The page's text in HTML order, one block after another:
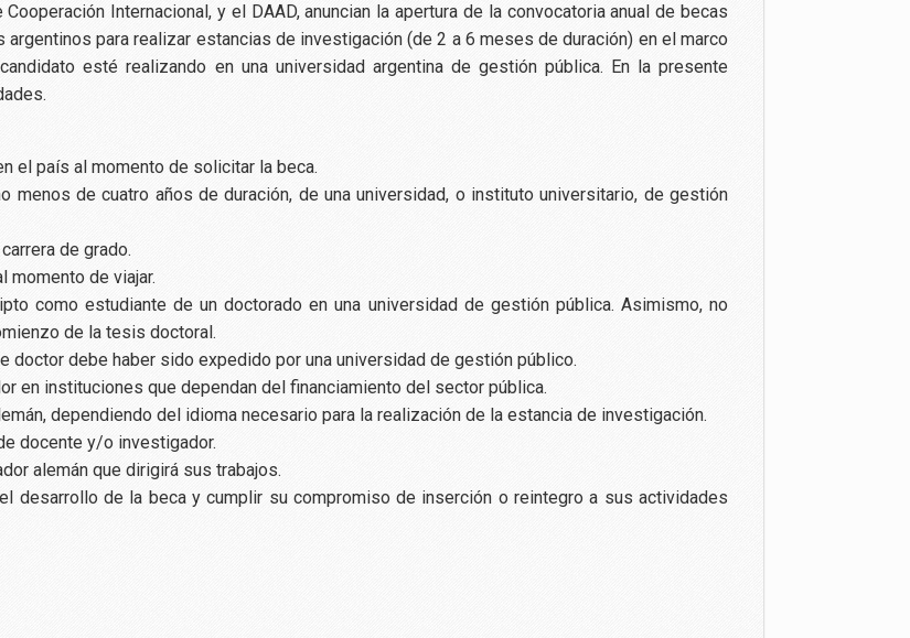
Internacional, y el DAAD, anuncian la apertura de la convocatoria anual de becas
para realizar estancias de investigación (de 2 a 6 meses de duración) en el marco
esté realizando en una universidad argentina de gestión pública. En la presente
el país al momento de solicitar la beca.
menos de cuatro años de duración, de una universidad, o instituto universitario, de gestión
de grado.
momento de viajar.
como estudiante de un doctorado en una universidad de gestión pública. Asimismo, no
de la tesis doctoral.
debe haber sido expedido por una universidad de gestión público.
en instituciones que dependan del financiamiento del sector pública.
dependiendo del idioma necesario para la realización de la estancia de investigación.
docente y/o investigador.
alemán que dirigirá sus trabajos.
desarrollo de la beca y cumplir su compromiso de inserción o reintegro a sus actividades